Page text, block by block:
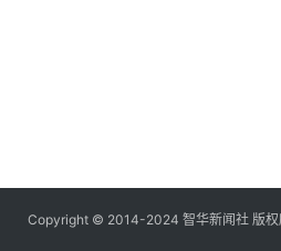
Copyright © 2014-2024 智华新闻社 版权